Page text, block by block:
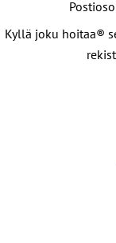
Kyllä joku hoitaa®